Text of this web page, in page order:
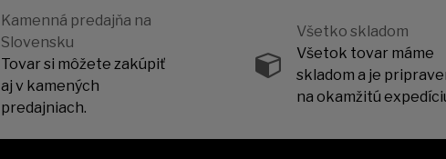
Kamenná predajňa na
Slovensku
Tovar si môžete zakúpiť
aj v kamených
predajniach.
Všetko skladom
Všetok tovar máme
skladom a je
na okamžitú